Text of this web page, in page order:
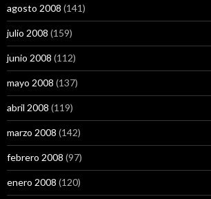
agosto 2008 (141)
julio 2008 (159)
junio 2008 (112)
mayo 2008 (137)
abril 2008 (119)
marzo 2008 (142)
febrero 2008 (97)
enero 2008 (120)